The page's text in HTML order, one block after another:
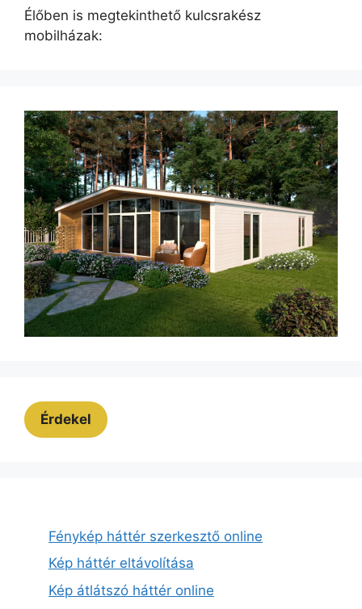
Élőben is megtekinthető kulcsrakész
mobilházak:
Érdekel
Fénykép háttér szerkesztő online
Kép háttér eltávolítása
Kép átlátszó háttér online